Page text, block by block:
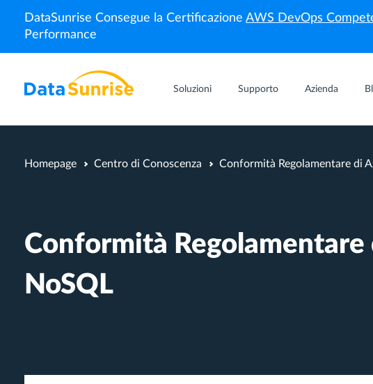
DataSunrise Consegue la Certificazione AWS DevOps
Performance
Soluzioni Supporto Azienda
Homepage Centro di Conoscenza Conformità Regolamentare di
Conformità Regolamentare
NoSQL